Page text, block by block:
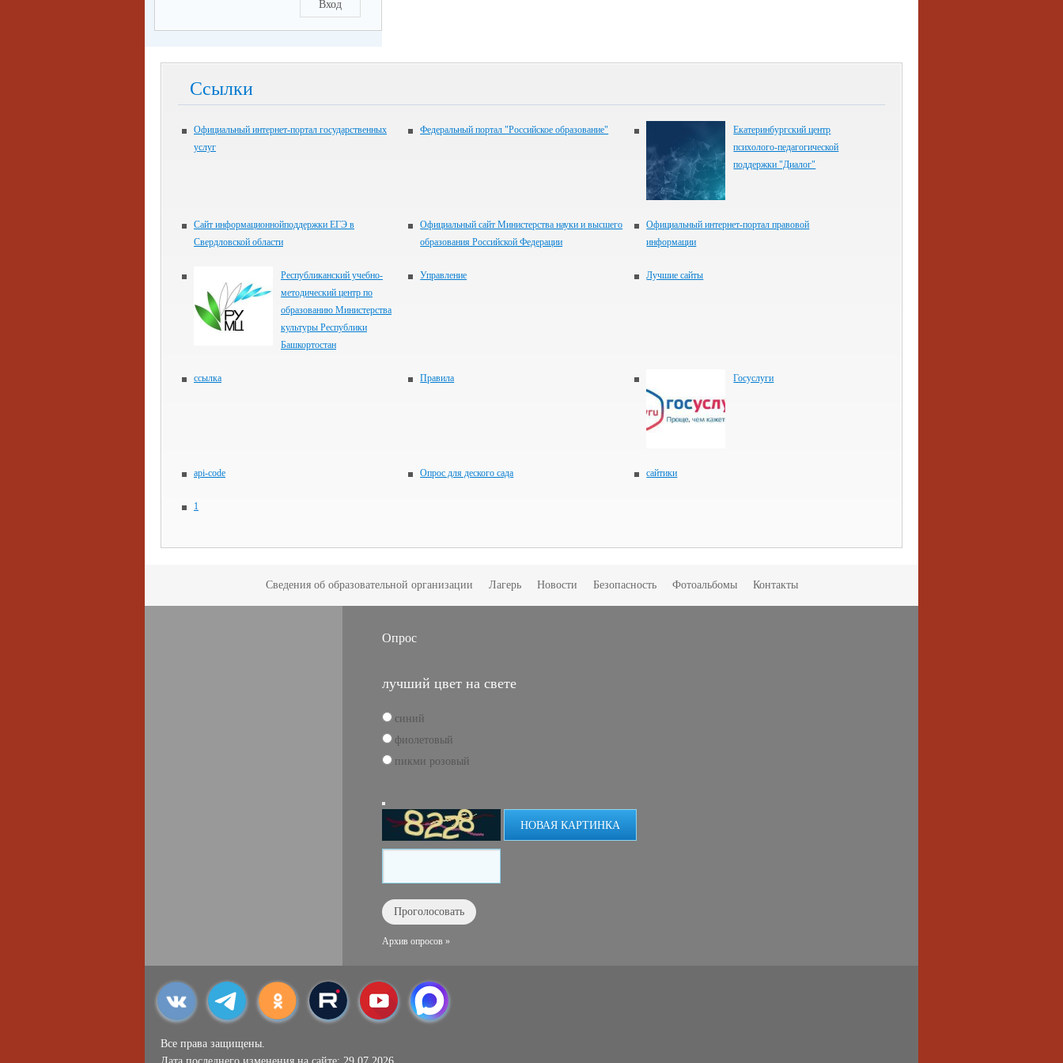
Вход
Ссылки
Официальный интернет-портал государственных
услуг
Федеральный портал "Российское образование"
Екатеринбургский центр
психолого-педагогической
поддержки "Диалог"
Сайт информационнойподдержки ЕГЭ в
Свердловской области
Официальный сайт Министерства науки и высшего
образования Российской Федерации
Официальный интернет-портал правовой
информации
Республиканский учебно-
методический центр по
образованию Министерства
культуры Республики
Башкортостан
Управление Лучшие сайты
ссылка Правила Госуслуги
api-code Опрос для деского сада сайтики
1
Сведения об образовательной организации Лагерь Новости Безопасность Фотоальбомы Контакты
Опрос
лучший цвет на свете
синий
фиолетовый
пикми розовый
НОВАЯ КАРТИНКА
Архив опросов »
Все права защищены.